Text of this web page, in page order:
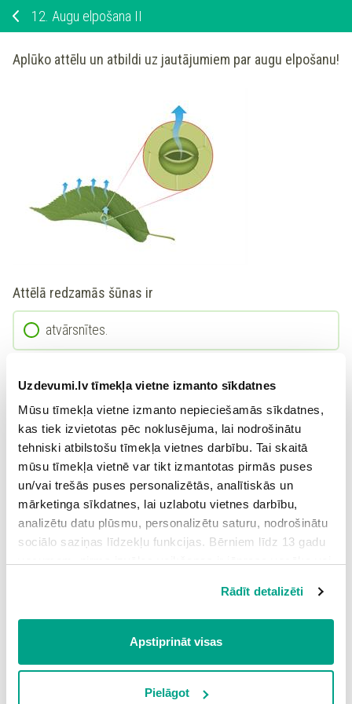
Uzdevumi.lv tīmekļa vietne izmanto sīkdatnes
Mūsu tīmekļa vietne izmanto nepieciešamās sīkdatnes,
kas tiek izvietotas pēc noklusējuma, lai nodrošinātu
tehniski atbilstošu tīmekļa vietnes darbību. Tai skaitā
mūsu tīmekļa vietnē var tikt izmantotas pirmās puses
un/vai trešās puses personalizētās, analītiskās un
mārketinga sīkdatnes, lai uzlabotu vietnes darbību,
analizētu datu plūsmu, personalizētu saturu, nodrošinātu
sociālo saziņas līdzekļu funkcijas. Bērniem līdz 13 gadu
Spiežot uz pogas “Apstiprināt visas”, Jūs piekrītat visām
sīkdatnēm, kas atrodas šajā tīmekļa vietnē, ieskaitot
trešo pušu mārketinga sīkdatnes. Spiežot uz pogas
vietnē, izņemot “Nepieciešamās” sīkdatnes, kuru
izmantošanai nav nepieciešams iegūt lietotāja piekrišanu.
Rādīt detalizēti
Apstiprināt visas
Pielāgot
12. Augu elpošana II
Aplūko attēlu un atbildi uz jautājumiem par augu elpošanu!
Attēlā redzamās šūnas ir
atvārsnītes.
eritrocīti.
trombocīti.
balstaudu šūnas.
Viena no redzamas šūnas funkcijām ir
uzkrāt rezerves barības vielas.
nodrošināt skābekļa pārvietošanās.